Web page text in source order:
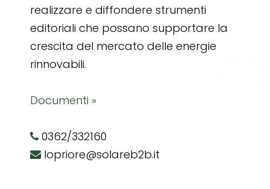
realizzare e diffondere strumenti
editoriali che possano supportare la
crescita del mercato delle energie
rinnovabili.
Documenti »
0362/332160
lopriore@solareb2b.it